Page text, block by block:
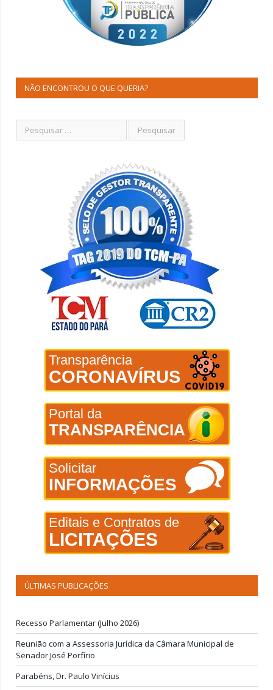
NÃO ENCONTROU O QUE QUERIA?
Transparência
CORONAVÍRUS
Portal da
TRANSPARÊNCIA
Solicitar
INFORMAÇÕES
Editais e Contratos de
LICITAÇÕES
ÚLTIMAS PUBLICAÇÕES
Recesso Parlamentar (Julho 2026)
Reunião com a Assessoria Jurídica da Câmara Municipal de
Senador José Porfírio
Parabéns, Dr. Paulo Vinícius